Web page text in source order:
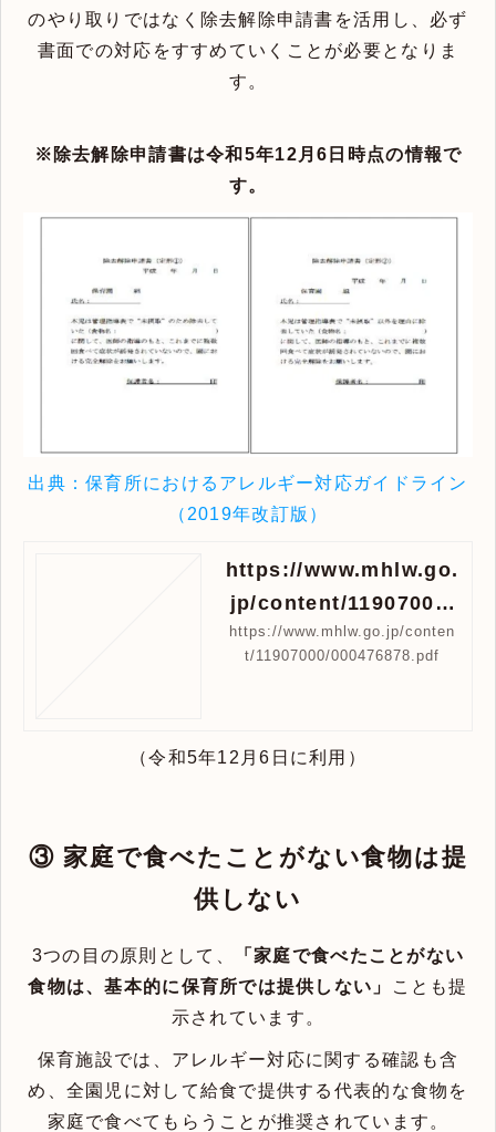
のやり取りではなく除去解除申請書を活用し、必ず
書面での対応をすすめていくことが必要となりま
す。
※除去解除申請書は令和5年12月6日時点の情報で
す。
出典：保育所におけるアレルギー対応ガイドライン
（2019年改訂版）
https://www.mhlw.go.
jp/content/11907000/
000476878.pdf
https://www.mhlw.go.jp/conten
t/11907000/000476878.pdf
（令和5年12月6日に利用）
③ 家庭で食べたことがない食物は提
供しない
3つの目の原則として、
「家庭で食べたことがない
食物は、基本的に保育所では提供しない」
ことも提
示されています。
保育施設では、アレルギー対応に関する確認も含
め、全園児に対して給食で提供する代表的な食物を
家庭で食べてもらうことが推奨されています。